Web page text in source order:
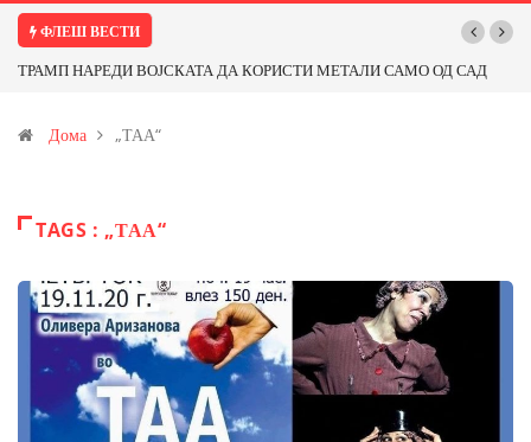
ФЛЕШ ВЕСТИ
ТРАМП НАРЕДИ ВОЈСКАТА ДА КОРИСТИ МЕТАЛИ САМО ОД САД
Иловица и со антимонот?
Дома „ТАА“
TAGS : „ТАА“